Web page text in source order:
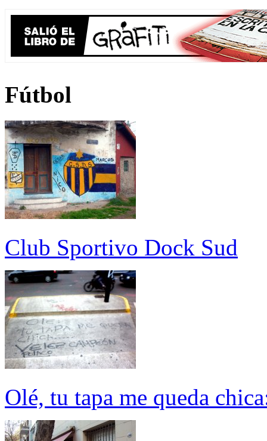
Fútbol
Club Sportivo Dock Sud
Olé, tu tapa me queda